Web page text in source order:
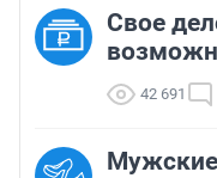
Свое
42 691
Мужские